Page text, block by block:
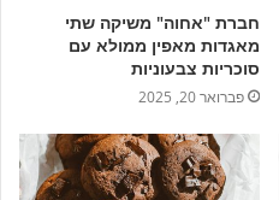
חברת "אחוה" משיקה שתי
מאגדות מאפין ממולא עם
סוכריות צבעוניות
פברואר 20, 2025